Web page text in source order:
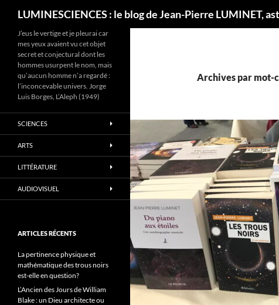
LUMINESCIENCES : le blog de Jean-Pierre LUMINET,
Archives par mot-
J’eus le vertige et je pleurai car
mes yeux avaient vu cet objet
secret et conjectural dont les
hommes usurpent le nom, mais
qu’aucun homme n’a regardé :
l’inconcevable univers. Jorge
Luis Borges, L’Aleph (1949)
SCIENCES
ARTS
LITTÉRATURE
AUDIOVISUEL
ARTICLES RÉCENTS
La pertinence physique et
mathématique des trous noirs
est-elle en question?
L’Ancien des Jours de William
Blake : un Dieu architecte ou